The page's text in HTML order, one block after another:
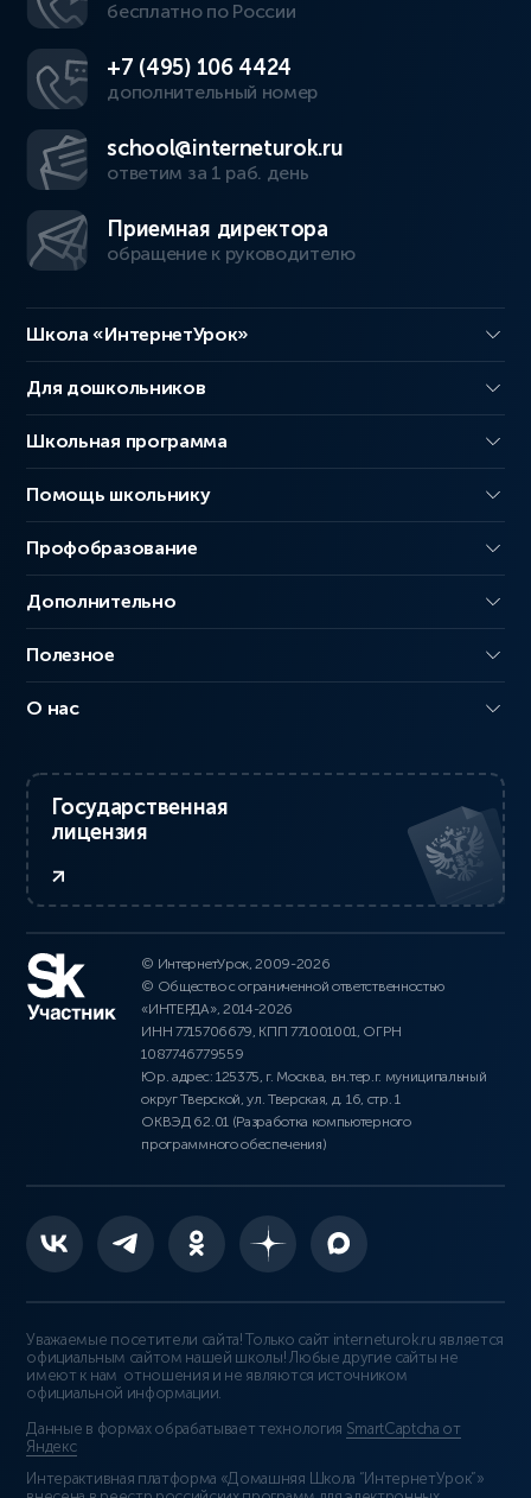
бесплатно по России
+7 (495) 106 4424
дополнительный номер
school@interneturok.ru
ответим за 1 раб. день
Приемная директора
обращение к руководителю
Школа «ИнтернетУрок»
Для дошкольников
Школьная программа
Помощь школьнику
Профобразование
Дополнительно
Полезное
О нас
Государственная
лицензия
© ИнтернетУрок, 2009-2026
© Общество с ограниченной ответственностью
«ИНТЕРДА», 2014-2026
ИНН 7715706679, КПП 771001001, ОГРН
1087746779559
Юр. адрес: 125375, г. Москва, вн.тер.г. муниципальный
округ Тверской, ул. Тверская, д. 16, стр. 1
ОКВЭД 62.01 (Разработка компьютерного
программного обеспечения)
Уважаемые посетители сайта! Только сайт interneturok.ru является
официальным сайтом нашей школы! Любые другие сайты не
имеют к нам отношения и не являются источником
официальной информации.
Данные в формах обрабатывает технология SmartCaptcha от
Яндекс
Интерактивная платформа «Домашняя Школа “ИнтернетУрок”»